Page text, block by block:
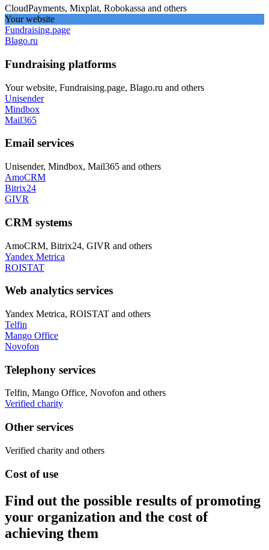
CloudPayments, Mixplat, Robokassa and others
Your website
Fundraising.page
Blago.ru
Fundraising platforms
Your website, Fundraising.page, Blago.ru and others
Unisender
Mindbox
Mail365
Email services
Unisender, Mindbox, Mail365 and others
AmoCRM
Bitrix24
GIVR
CRM systems
AmoCRM, Bitrix24, GIVR and others
Yandex Metrica
ROISTAT
Web analytics services
Yandex Metrica, ROISTAT and others
Telfin
Mango Office
Novofon
Telephony services
Telfin, Mango Office, Novofon and others
Verified charity
Other services
Verified charity and others
Cost of use
Find out the possible results of promoting
your organization and the cost of
achieving them